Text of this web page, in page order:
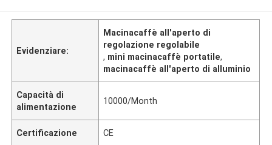
Evidenziare:
Macinacaffè all'aperto di
regolazione regolabile
, mini macinacaffè portatile,
macinacaffè all'aperto di alluminio
Capacità di
alimentazione
10000/Month
Certificazione CE